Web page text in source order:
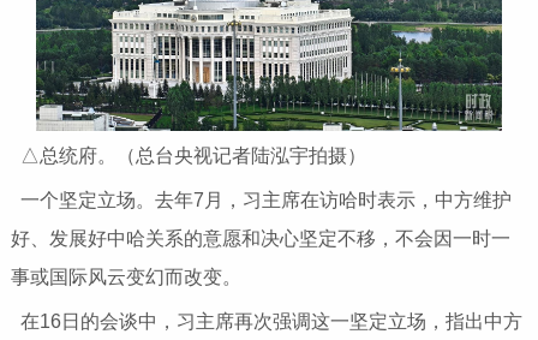
△总统府。（总台央视记者陆泓宇拍摄）
一个坚定立场。去年7月，习主席在访哈时表示，中方维护
好、发展好中哈关系的意愿和决心坚定不移，不会因一时一
事或国际风云变幻而改变。
在16日的会谈中，习主席再次强调这一坚定立场，指出中方